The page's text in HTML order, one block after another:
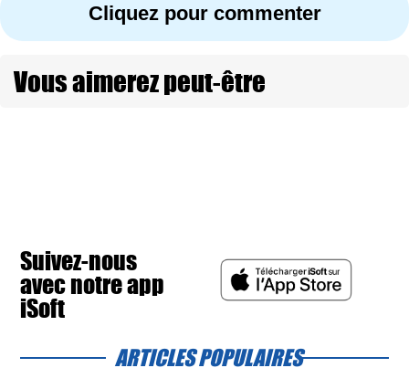
Cliquez pour commenter
Vous aimerez peut-être
Suivez-nous
avec notre app
iSoft
ARTICLES POPULAIRES